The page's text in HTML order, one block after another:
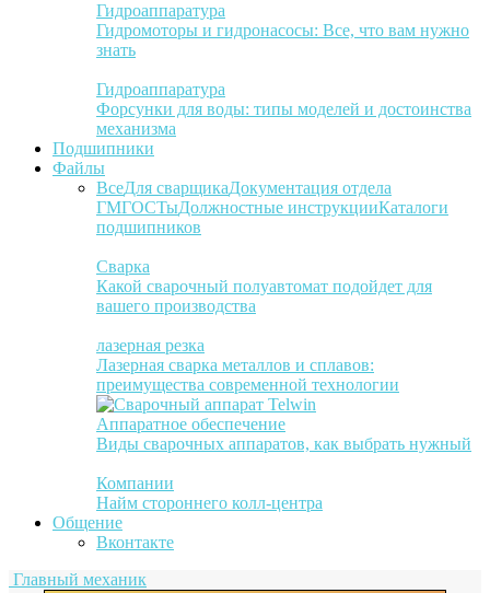
Гидроаппаратура
Гидромоторы и гидронасосы: Все, что вам нужно
знать
Гидроаппаратура
Форсунки для воды: типы моделей и достоинства
механизма
Подшипники
Файлы
ВсеДля сварщикаДокументация отдела
ГМГОСТыДолжностные инструкцииКаталоги
подшипников
Сварка
Какой сварочный полуавтомат подойдет для
вашего производства
лазерная резка
Лазерная сварка металлов и сплавов:
преимущества современной технологии
Аппаратное обеспечение
Виды сварочных аппаратов, как выбрать нужный
Компании
Найм стороннего колл-центра
Общение
Вконтакте
Главный механик